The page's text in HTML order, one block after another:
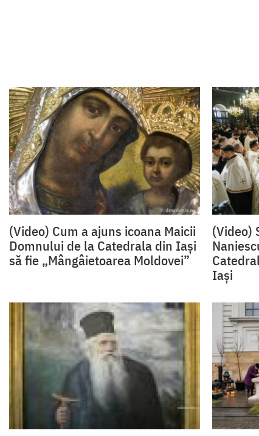
(Video) Cum a ajuns icoana Maicii
Domnului de la Catedrala din Iași
să fie „Mângâietoarea Moldovei”
(Video)
Iași